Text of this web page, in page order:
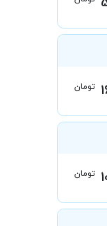
تومان
تومان